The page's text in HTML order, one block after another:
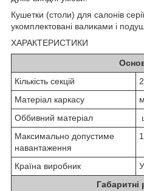
Кушетки (столи) для салонів
укомплектовані валиками і
ХАРАКТЕРИСТИКИ
Кількість секцій
2
Матеріал каркасу
Оббивний матеріал
Максимально допустиме
навантаження
Країна виробник
Габаритні